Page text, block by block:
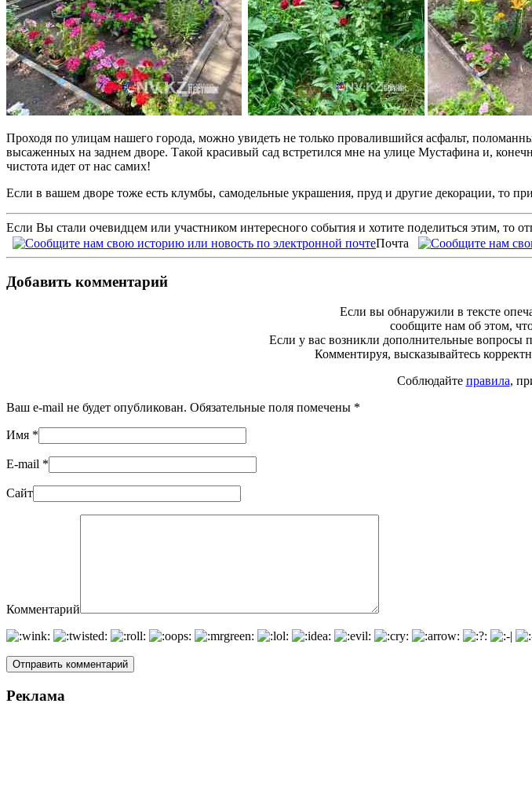
Проходя по улицам нашего города, можно увидеть не только провалившийся асфальт,
высаженных на заднем дворе. Такой красивый сад встретился мне на улице Мустафина и,
чистота идет от нас самих!
Если в вашем дворе тоже есть клумбы, самодельные украшения, пруд и другие декорации, то
Если Вы стали очевидцем или участником интересного события и хотите поделиться этим, то
Почта
Добавить комментарий
Если вы обнаружили в тексте
сообщите нам об этом,
Если у вас возникли дополнительные вопросы
Комментируя, высказывайтесь
Соблюдайте правила,
Ваш e-mail не будет опубликован. Обязательные поля помечены *
Имя *
E-mail *
Сайт
Комментарий
Реклама